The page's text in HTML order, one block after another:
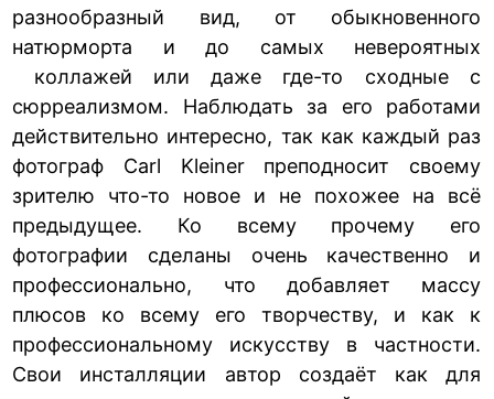
разнообразный вид, от обыкновенного
натюрморта и до самых невероятных
коллажей или даже где-то сходные с
сюрреализмом. Наблюдать за его работами
действительно интересно, так как каждый раз
фотограф Carl Kleiner преподносит своему
зрителю что-то новое и не похожее на всё
предыдущее. Ко всему прочему его
фотографии сделаны очень качественно и
профессионально, что добавляет массу
плюсов ко всему его творчеству, и как к
профессиональному искусству в частности.
Свои инсталляции автор создаёт как для